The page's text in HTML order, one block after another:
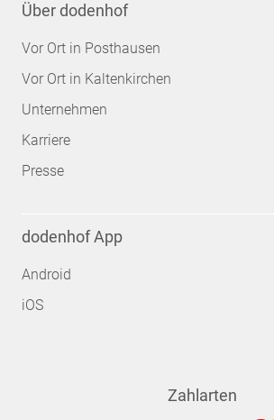
Über dodenhof
Vor Ort in Posthausen
Vor Ort in Kaltenkirchen
Unternehmen
Karriere
Presse
dodenhof App
Android
iOS
Zahlarten